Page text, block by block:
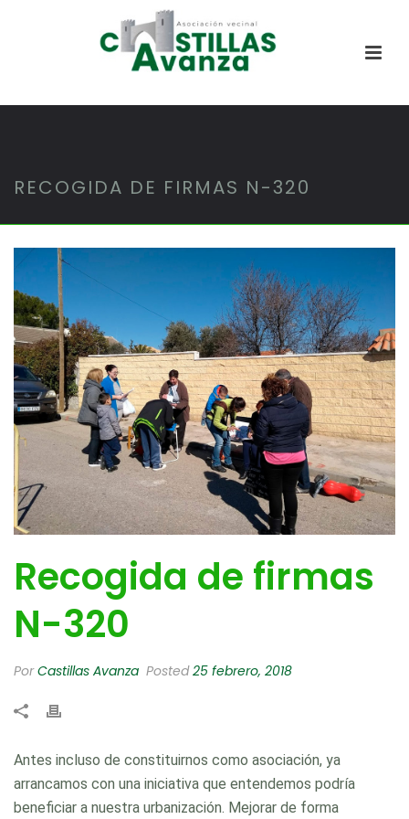
RECOGIDA DE FIRMAS N-320
Recogida de firmas
N-320
PorCastillas Avanza Posted25 febrero, 2018
Antes incluso de constituirnos como asociación, ya
arrancamos con una iniciativa que entendemos podría
beneficiar a nuestra urbanización. Mejorar de forma